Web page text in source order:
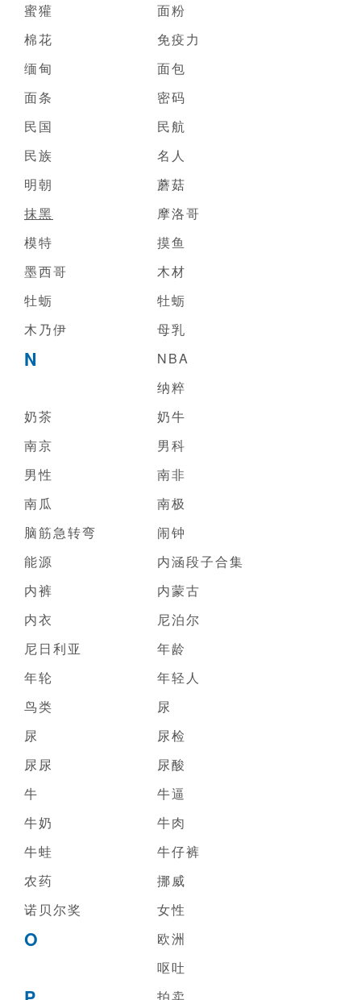
蜜獾
面粉
棉花
免疫力
缅甸
面包
面条
密码
民国
民航
民族
名人
明朝
蘑菇
抹黑
摩洛哥
模特
摸鱼
墨西哥
木材
牡蛎
牡蛎
木乃伊
母乳
N
NBA
纳粹
奶茶
奶牛
南京
男科
男性
南非
南瓜
南极
脑筋急转弯
闹钟
能源
内涵段子合集
内裤
内蒙古
内衣
尼泊尔
尼日利亚
年龄
年轮
年轻人
鸟类
尿
尿
尿检
尿尿
尿酸
牛
牛逼
牛奶
牛肉
牛蛙
牛仔裤
农药
挪威
诺贝尔奖
女性
O
欧洲
呕吐